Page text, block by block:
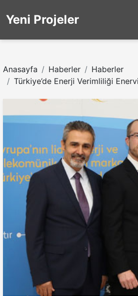
Yeni Projeler
Anasayfa Haberler
Haberler
Türkiye’de Enerji Verimliliği